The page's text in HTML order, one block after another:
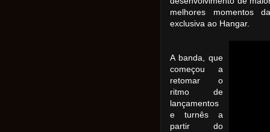
melhores momentos
exclusiva ao Hangar.
A banda, que
começou a
retomar o
ritmo de
lançamentos
e turnês a
partir do